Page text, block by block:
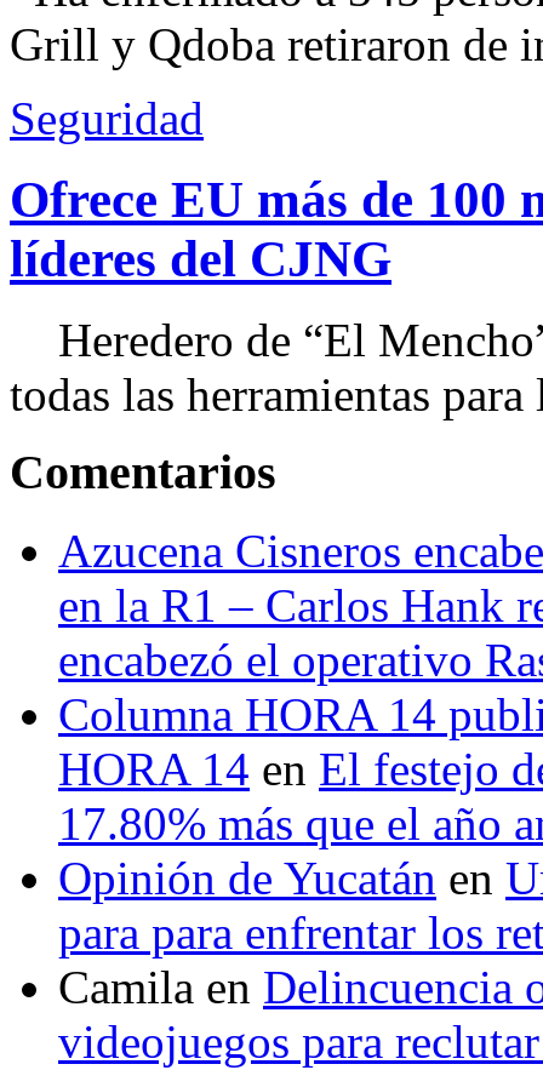
Grill y Qdoba retiraron de
Seguridad
Ofrece EU más de 100
líderes del CJNG
Heredero de “El
todas las herramientas
Comentarios
Azucena Cisneros
en la R1 – Carlos Hank
encabezó el operativo
Columna HORA 14
HORA 14 en El festejo
17.80% más que el año
Opinión de Yucatán en
para para enfrentar los
Camila en Delincuencia
videojuegos para